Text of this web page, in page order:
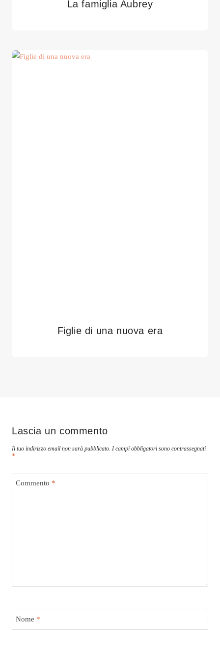
La famiglia Aubrey
Figlie di una nuova era
Lascia un commento
Il tuo indirizzo email non sarà pubblicato. I campi obbligatori sono contrassegnati
*
Commento *
Nome *